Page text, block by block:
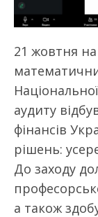
21 жовтня
аудиту
фінансів
рішень:
До заходу
а також